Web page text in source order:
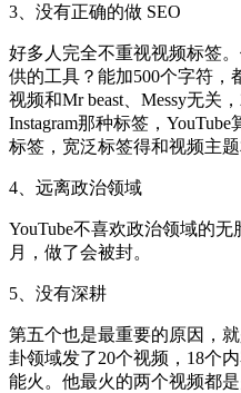
3、没有正确的做 SEO
好多人完全不重视视频标签
供的工具？能加500个字符，
视频和Mr beast、Messy无关
Instagram那种标签，
标签，宽泛标签得和视频主题
4、 远离政治领域
YouTube不喜欢政治领域的
月，做了会被封。
5、没有深耕
第五个也是最重要的原因，
卦领域发了20个视频，18个
能火。他最火的两个视频都